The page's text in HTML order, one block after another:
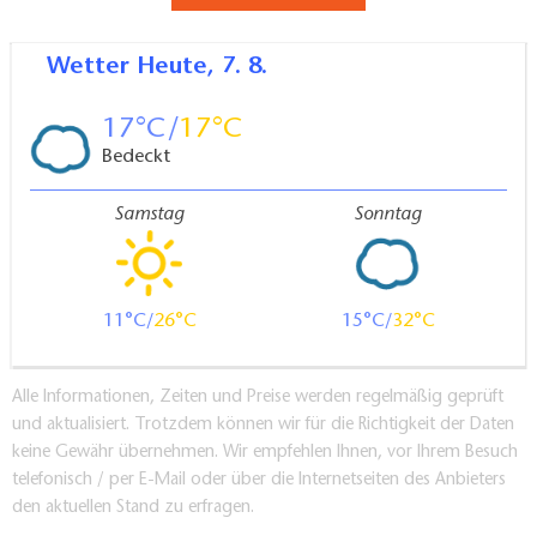
Wetter Heute, 7. 8.
17 17
Bedeckt
Samstag
11 26
Sonntag
15 32
Alle Informationen, Zeiten und Preise werden regelmäßig geprüft
und aktualisiert. Trotzdem können wir für die Richtigkeit der Daten
keine Gewähr übernehmen. Wir empfehlen Ihnen, vor Ihrem Besuch
telefonisch / per E-Mail oder über die Internetseiten des Anbieters
den aktuellen Stand zu erfragen.